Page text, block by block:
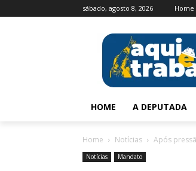
sábado, agosto 8, 2026 Home
HOME A DEPUTADA
Home Notícias Após
Notícias Mandato